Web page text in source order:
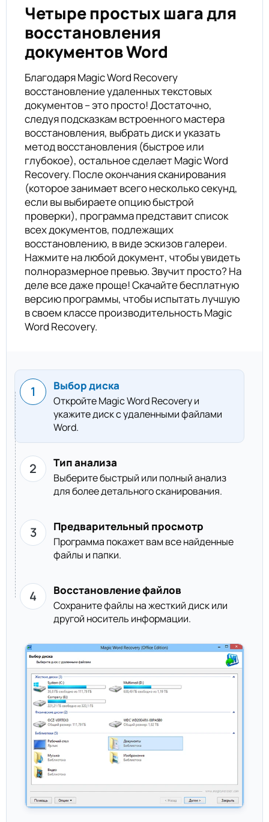
Четыре простых шага для
восстановления
документов Word
Благодаря Magic Word Recovery
восстановление удаленных текстовых
документов – это просто! Достаточно,
следуя подсказкам встроенного мастера
восстановления, выбрать диск и указать
метод восстановления (быстрое или
глубокое), остальное сделает Magic Word
Recovery. После окончания сканирования
(которое занимает всего несколько секунд,
если вы выбираете опцию быстрой
проверки), программа представит список
всех документов, подлежащих
восстановлению, в виде эскизов галереи.
Нажмите на любой документ, чтобы увидеть
полноразмерное превью. Звучит просто? На
деле все даже проще! Скачайте бесплатную
версию программы, чтобы испытать лучшую
в своем классе производительность Magic
Word Recovery.
Выбор диска
Откройте Magic Word Recovery и
укажите диск с удаленными файлами
Word.
Тип анализа
Выберите быстрый или полный анализ
для более детального сканирования.
Предварительный просмотр
Программа покажет вам все найденные
файлы и папки.
Восстановление файлов
Сохраните файлы на жесткий диск или
другой носитель информации.